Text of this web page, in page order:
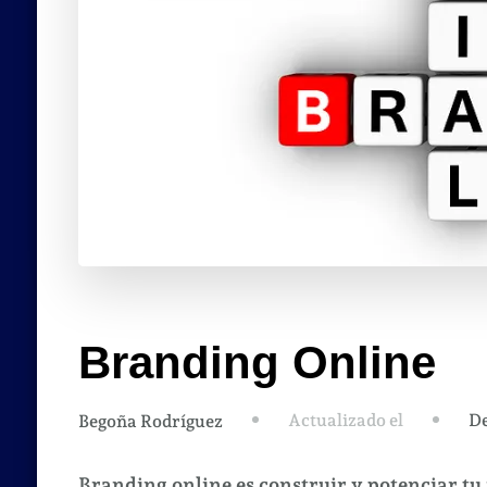
Branding Online
Begoña Rodríguez Actualizado el